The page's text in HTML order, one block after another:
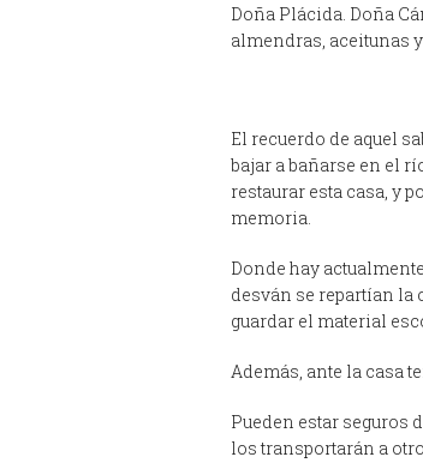
Doña Plácida. Doña
almendras, aceitunas
El recuerdo de aquel
bajar a bañarse en el
restaurar esta casa, y
memoria.
Donde hay
desván se repartían la
guardar el material
Además, ante la casa
Pueden estar seguros
los transportarán a